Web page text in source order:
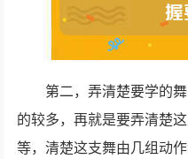
第二，弄清楚要学的
的较多，再就是要弄清楚
等，清楚这支舞由几组动作